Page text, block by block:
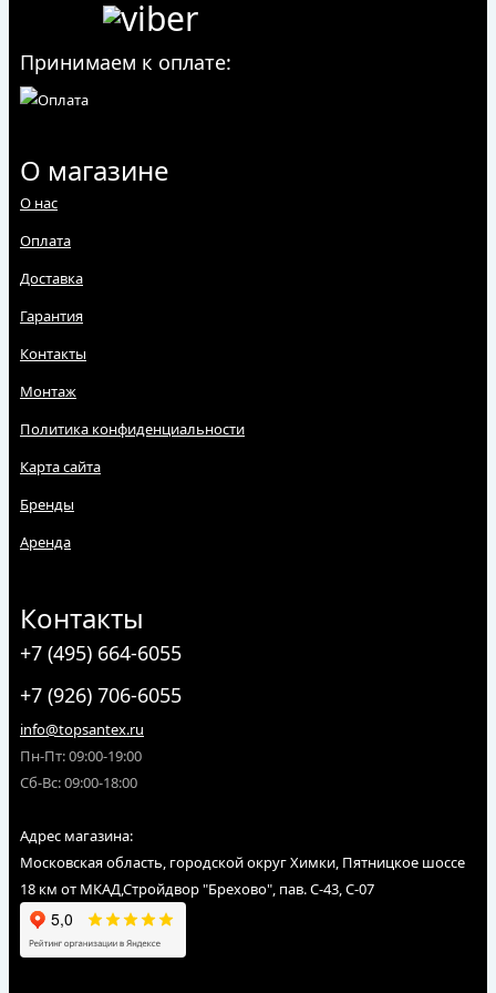
Принимаем к оплате:
О магазине
О нас
Оплата
Доставка
Гарантия
Контакты
Монтаж
Политика конфиденциальности
Карта сайта
Бренды
Аренда
Контакты
+7 (495) 664-6055
+7 (926) 706-6055
info@topsantex.ru
Пн-Пт: 09:00-19:00
Сб-Вс: 09:00-18:00
Адрес магазина:
Московская область, городской округ Химки, Пятницкое шоссе
18 км от МКАД,Стройдвор "Брехово", пав. С-43, С-07